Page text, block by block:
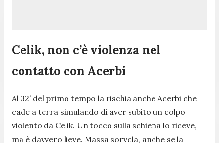
Celik, non c’è violenza nel
contatto con Acerbi
Al 32’ del primo tempo la rischia anche Acerbi che
cade a terra simulando di aver subito un colpo
violento da Celik. Un tocco sulla schiena lo riceve,
ma è davvero lieve. Massa sorvola, anche se la